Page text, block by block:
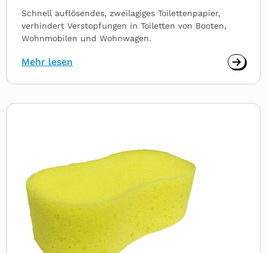
Schnell auflösendes, zweilagiges Toilettenpapier,
verhindert Verstopfungen in Toiletten von Booten,
Wohnmobilen und Wohnwagen.
Mehr lesen
Read